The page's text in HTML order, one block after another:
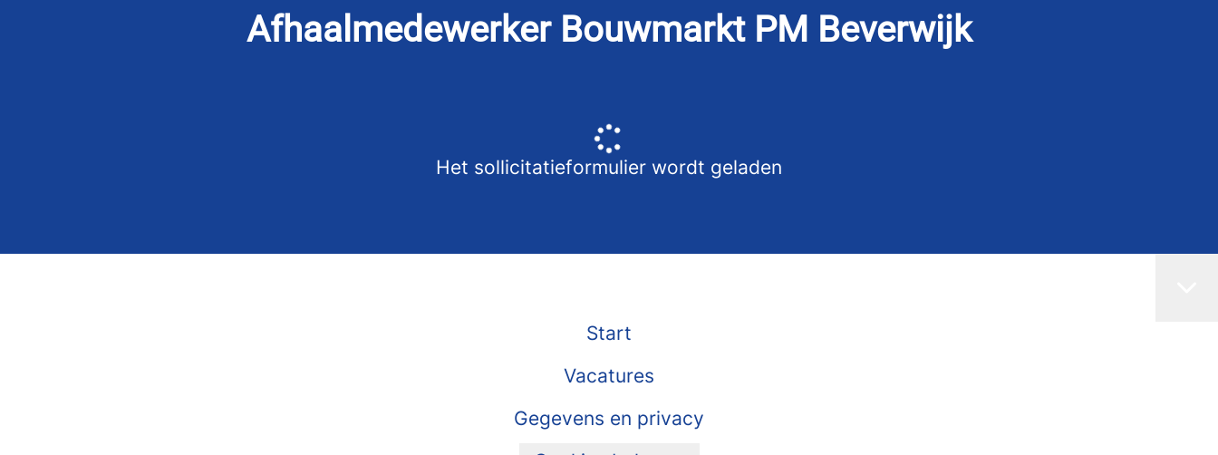
Afhaalmedewerker Bouwmarkt PM Beverwijk
Het sollicitatieformulier wordt geladen
Start
Vacatures
Gegevens en privacy